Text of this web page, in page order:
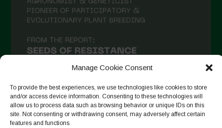
Manage Cookie Consent
To provide the best experiences, we use technologies like cookies to store
and/or access device information. Consenting to these technologies will
allow us to process data such as browsing behavior or unique IDs on this
site. Not consenting or withdrawing consent, may adversely affect certain
features and functions.
Aprile 2021
Febbraio 2021
Novembre 2020
Ottobre 2020 Segui su Instagram